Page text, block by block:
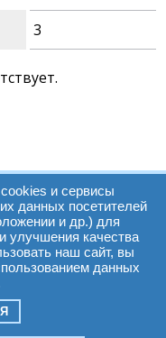
3
Томск, пр. Ленина г,
д. 159
и сервисы
данных посетителей
и др.) для
улучшения качества
наш сайт, вы
данных